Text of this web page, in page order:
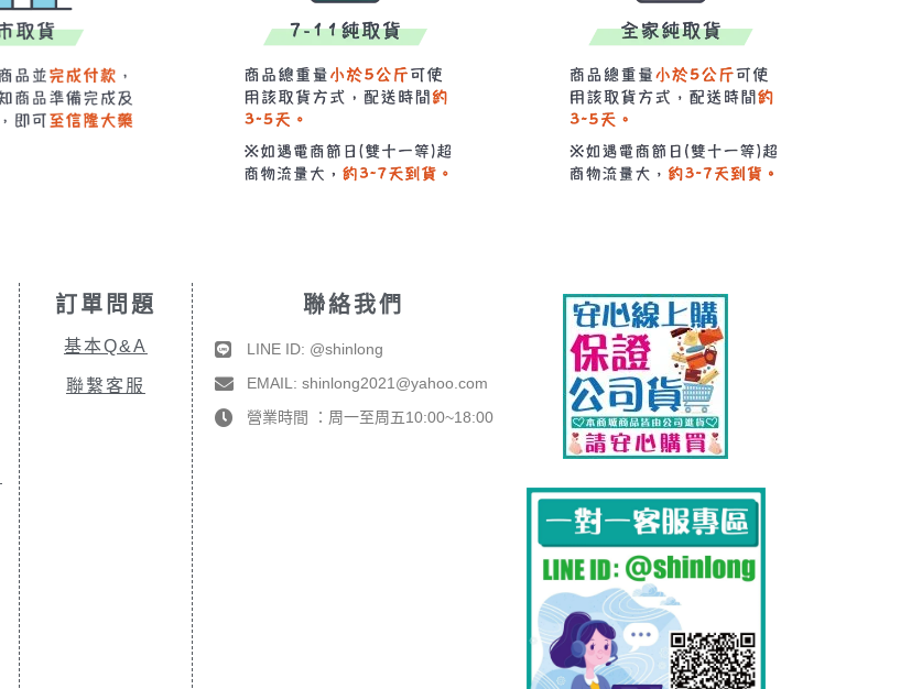
訂單問題
基本Q&A
聯繫客服
聯絡我們
LINE ID: @shinlong
EMAIL: shinlong2021@yahoo.com
營業時間 ：周一至周五10:00~18:00